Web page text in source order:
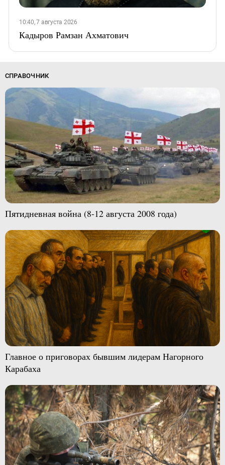
10:40, 7 августа 2026
Кадыров Рамзан Ахматович
СПРАВОЧНИК
Пятидневная война (8-12 августа 2008 года)
Главное о приговорах бывшим лидерам Нагорного
Карабаха